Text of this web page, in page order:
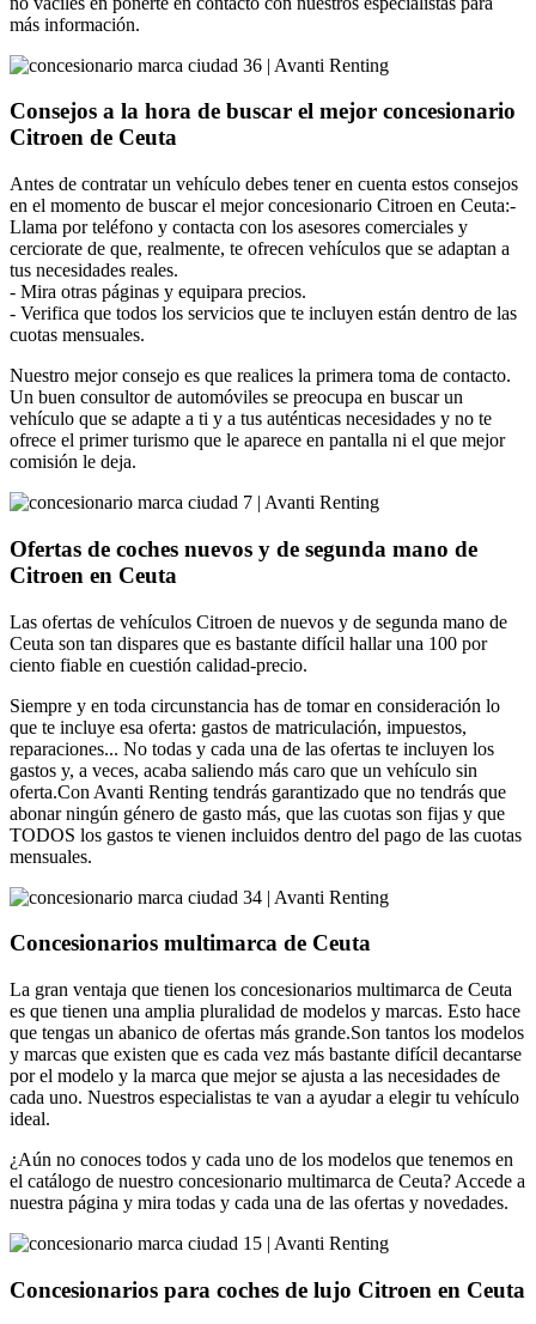
más información.
Consejos a la hora de buscar el mejor concesionario
Citroen de Ceuta
Antes de contratar un vehículo debes tener en cuenta estos consejos
en el momento de buscar el mejor concesionario Citroen en Ceuta:-
Llama por teléfono y contacta con los asesores comerciales y
cerciorate de que, realmente, te ofrecen vehículos que se adaptan a
tus necesidades reales.
- Mira otras páginas y equipara precios.
- Verifica que todos los servicios que te incluyen están dentro de las
cuotas mensuales.
Nuestro mejor consejo es que realices la primera toma de contacto.
Un buen consultor de automóviles se preocupa en buscar un
vehículo que se adapte a ti y a tus auténticas necesidades y no te
ofrece el primer turismo que le aparece en pantalla ni el que mejor
comisión le deja.
Ofertas de coches nuevos y de segunda mano de
Citroen en Ceuta
Las ofertas de vehículos Citroen de nuevos y de segunda mano de
Ceuta son tan dispares que es bastante difícil hallar una 100 por
ciento fiable en cuestión calidad-precio.
Siempre y en toda circunstancia has de tomar en consideración lo
que te incluye esa oferta: gastos de matriculación, impuestos,
reparaciones... No todas y cada una de las ofertas te incluyen los
gastos y, a veces, acaba saliendo más caro que un vehículo sin
oferta.Con Avanti Renting tendrás garantizado que no tendrás que
abonar ningún género de gasto más, que las cuotas son fijas y que
TODOS los gastos te vienen incluidos dentro del pago de las cuotas
mensuales.
Concesionarios multimarca de Ceuta
La gran ventaja que tienen los concesionarios multimarca de Ceuta
es que tienen una amplia pluralidad de modelos y marcas. Esto hace
que tengas un abanico de ofertas más grande.Son tantos los modelos
y marcas que existen que es cada vez más bastante difícil decantarse
por el modelo y la marca que mejor se ajusta a las necesidades de
cada uno. Nuestros especialistas te van a ayudar a elegir tu vehículo
ideal.
¿Aún no conoces todos y cada uno de los modelos que tenemos en
el catálogo de nuestro concesionario multimarca de Ceuta? Accede a
nuestra página y mira todas y cada una de las ofertas y novedades.
Concesionarios para coches de lujo Citroen en Ceuta